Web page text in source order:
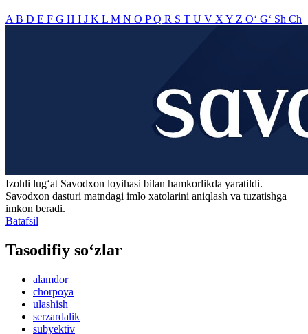
A B D E F G H I J K L M N O PQ R S T U V X Y Z O‘ G‘ Sh Ch
Izohli lugʻat Savodxon loyihasi bilan hamkorlikda yaratildi.
Savodxon dasturi matndagi imlo xatolarini aniqlash va tuzatishga
imkon beradi.
Batafsil
Tasodifiy so‘zlar
alamdor
chorpoya
ulashish
serzardalik
subyektiv